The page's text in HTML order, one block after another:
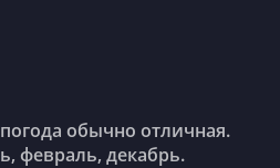
февраль, декабрь.